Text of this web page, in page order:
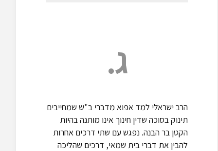
ג.
הרב ישראלי למד אפוא מדברי ב"ש שמחייבים
תינוק בסוכה שדין חינוך אינו מותנה בהיות
הקטן בר הבנה. נפגש עם שתי דרכים אחרות
להבין את דברי בית שמאי, דרכים שהליכה